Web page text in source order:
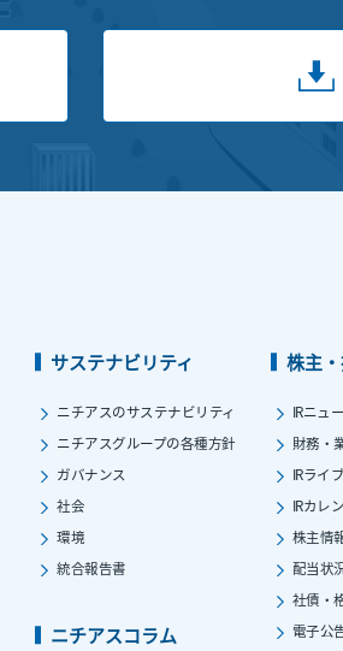
サステナビリティ
ニチアスのサステナビリティ
ニチアスグループの各種方針
ガバナンス
社会
環境
統合報告書
ニチアスコラム
株主
IRニュ
財務・
IRライ
IRカレ
株主情
配当状
社債・
電子公